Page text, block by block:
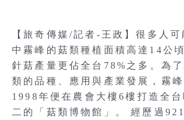
【旅奇傳媒/記者-王政】很多人可
中霧峰的菇類種植面積高達14公
針菇產量更佔全台78%之多。為
類的品種、應用與產業發展，霧
1998年便在農會大樓6樓打造全
二的「菇類博物館」。 經歷過